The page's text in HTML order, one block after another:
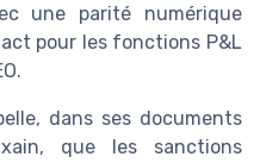
une parité numérique
pour les fonctions P&L
dans ses documents
que les sanctions